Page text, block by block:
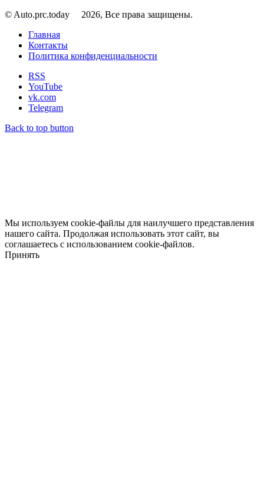
© Auto.prc.today
2026, Все права защищены.
Главная
Контакты
Политика конфиденциальности
RSS
YouTube
vk.com
Telegram
Back to top button
Мы используем cookie-файлы для наилучшего представления
нашего сайта. Продолжая использовать этот сайт, вы
соглашаетесь с использованием cookie-файлов.
Принять